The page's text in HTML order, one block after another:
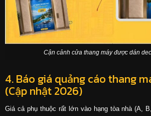
Cận cảnh cửa thang máy được dán
4. Báo giá quảng cáo thang
(Cập nhật 2026)
Giá cả phụ thuộc rất lớn vào hạng tòa nhà (A,